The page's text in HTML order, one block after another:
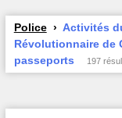
Police
Activités
Révolutionnaire de
passeports
197